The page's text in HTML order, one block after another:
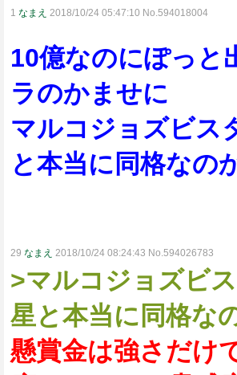
1 なまえ 2018/10/24 05:47:10 No.594018004
10億なのにぽっと
ラのかませに
マルコジョズビス
と本当に同格なの
29 なまえ 2018/10/24 08:24:43 No.594026783
>マルコジョズビ
星と本当に同格な
懸賞金は強さだけ